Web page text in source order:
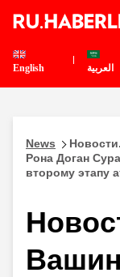
English العربية
News
Рона Доган
второму этапу